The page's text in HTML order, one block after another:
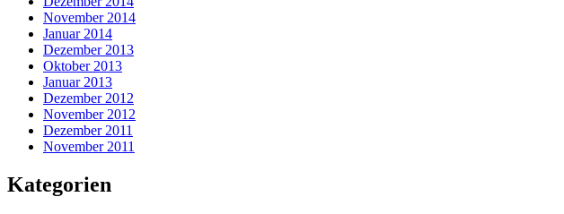
November 2014
Januar 2014
Dezember 2013
Oktober 2013
Januar 2013
Dezember 2012
November 2012
Dezember 2011
November 2011
Kategorien